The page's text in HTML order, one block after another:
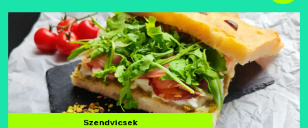
Szendvicsek